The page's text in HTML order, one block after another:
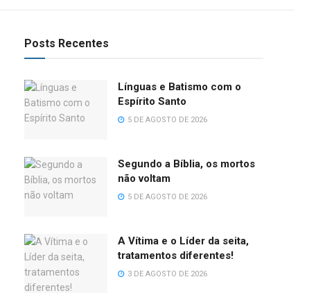
Posts Recentes
Línguas e Batismo com o
Espírito Santo
5 DE AGOSTO DE 2026
Segundo a Bíblia, os mortos
não voltam
5 DE AGOSTO DE 2026
A Vítima e o Líder da seita,
tratamentos diferentes!
3 DE AGOSTO DE 2026